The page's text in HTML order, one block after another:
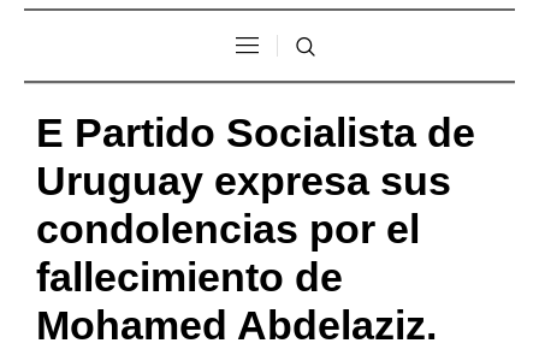
E Partido Socialista de
Uruguay expresa sus
condolencias por el
fallecimiento de
Mohamed Abdelaziz.